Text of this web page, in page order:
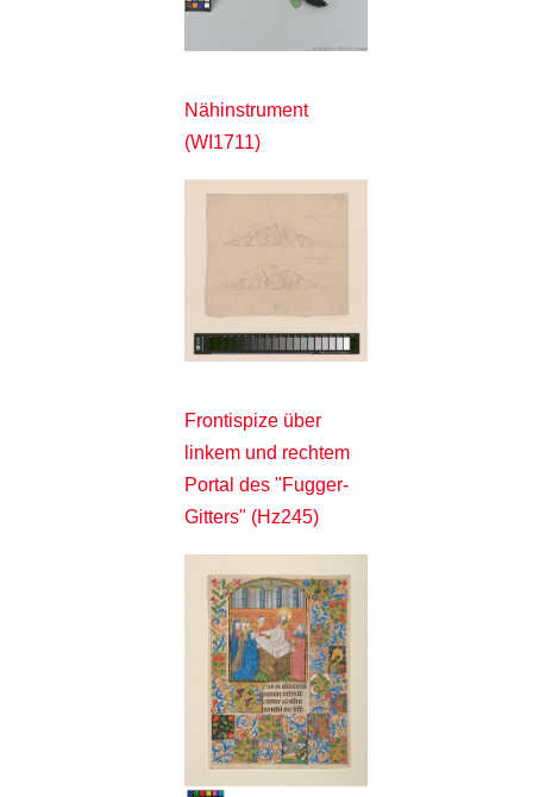
Nähinstrument
(WI1711)
Frontispize über
linkem und rechtem
Portal des "Fugger-
Gitters" (Hz245)